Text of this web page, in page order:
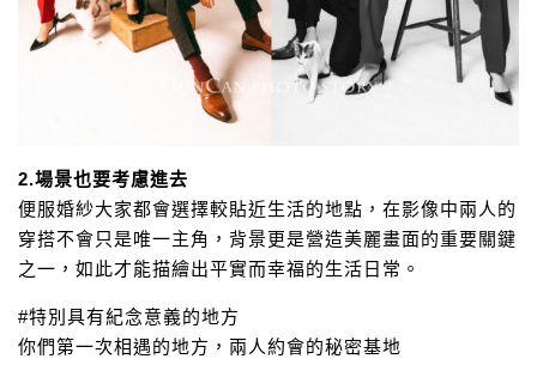
2.場景也要考慮進去
便服婚紗大家都會選擇較貼近生活的地點，在影像中兩人的
穿搭不會只是唯一主角， 背景更是營造美麗畫面的重要關鍵
之一，如此才能描繪出平實而幸福的生活日常。
#特別具有紀念意義的地方
你們第一次相遇的地方，兩人約會的秘密基地